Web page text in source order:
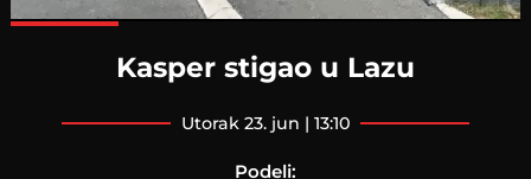
Kasper stigao u Lazu
utorak 23. jun | 13:10
Podeli: